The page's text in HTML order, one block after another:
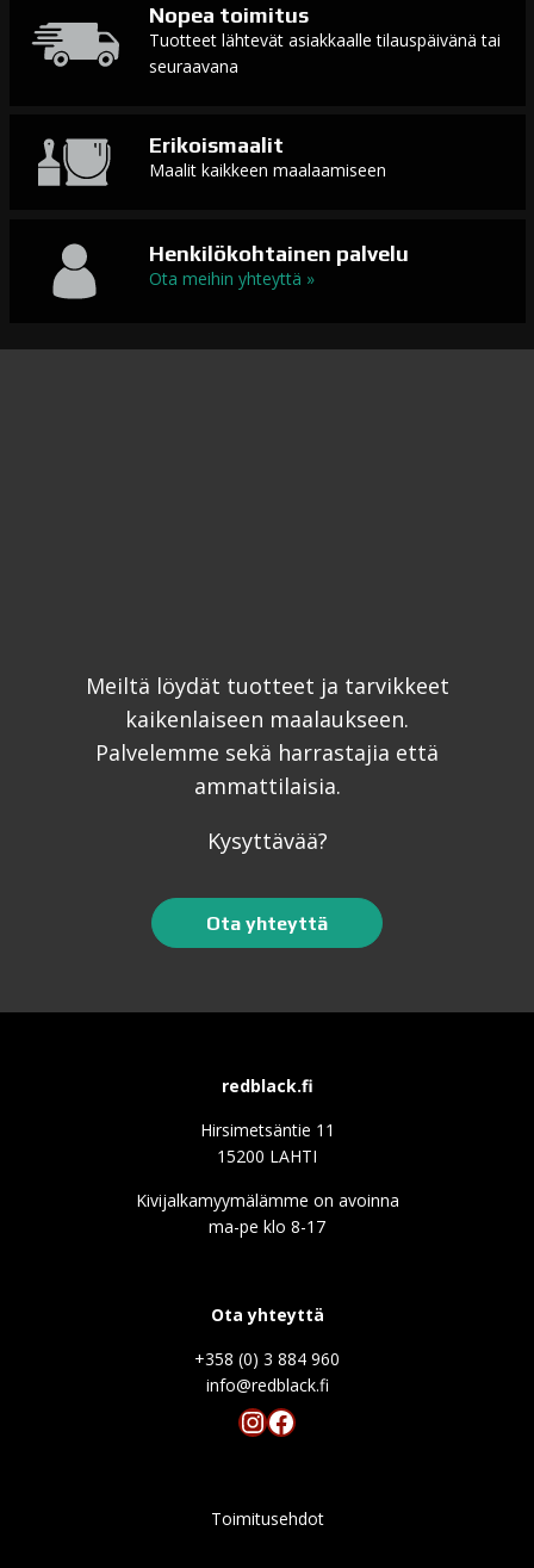
Nopea toimitus
Tuotteet lähtevät asiakkaalle tilauspäivänä tai
seuraavana
Erikoismaalit
Maalit kaikkeen maalaamiseen
Henkilökohtainen palvelu
Ota meihin yhteyttä »
Meiltä löydät tuotteet ja tarvikkeet
kaikenlaiseen maalaukseen.
Palvelemme sekä harrastajia että
ammattilaisia.
Kysyttävää?
Ota yhteyttä
redblack.fi
Hirsimetsäntie 11
15200 LAHTI
Kivijalkamyymälämme on avoinna
ma-pe klo 8-17
Ota yhteyttä
+358 (0) 3 884 960
info@redblack.f
Instagram
Facebook
Toimitusehdot